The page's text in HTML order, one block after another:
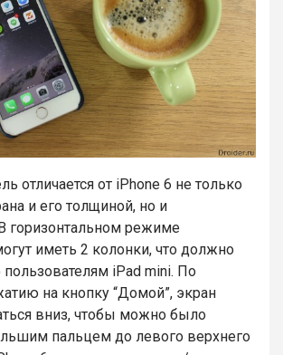
отличается от iPhone 6 не только
и его толщиной, но и
горизонтальном режиме
иметь 2 колонки, что должно
iPad mini. По
на кнопку “Домой”, экран
вниз, чтобы можно было
пальцем до левого верхнего